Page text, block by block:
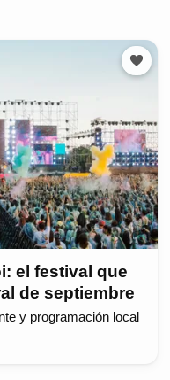
el festival que
de septiembre
y programación local